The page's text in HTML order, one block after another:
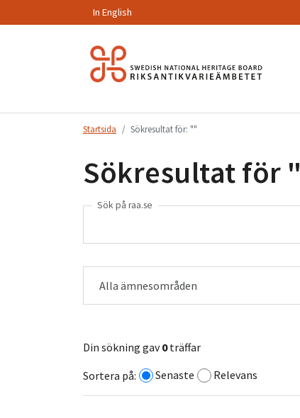
In English
Startsida Sökresultat för: ""
Sökresultat för "
Sök på raa.se
Alla ämnesområden
Din sökning gav0träffar
Sortera på:
Senaste Relevans